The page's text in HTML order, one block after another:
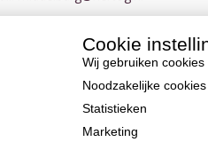
NL007450242B03
Cookie
Wij gebruiken
Noodzakelijke cookies
Statistieken
Marketing